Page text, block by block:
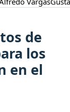
de
los
en el